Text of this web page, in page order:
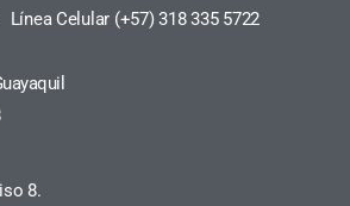
Celular (+57) 318 335 5722
8.